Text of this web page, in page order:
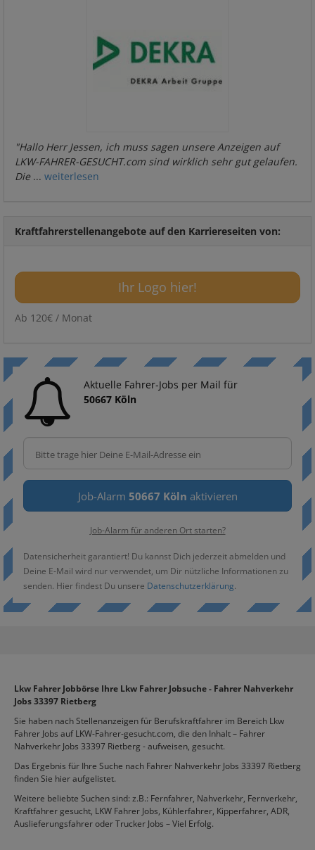
"Hallo Herr Jessen, ich muss sagen unsere Anzeigen auf
LKW-FAHRER-GESUCHT.com sind wirklich sehr gut gelaufen.
Die... weiterlesen
Kraftfahrerstellenangebote auf den Karriereseiten von:
Ihr Logo hier!
Ab 120€ / Monat
Aktuelle Fahrer-Jobs per Mail für
50667 Köln
Job-Alarm 50667 Köln aktivieren
Job-Alarm für anderen Ort starten?
Datensicherheit garantiert! Du kannst Dich jederzeit abmelden und
Deine E-Mail wird nur verwendet, um Dir nützliche Informationen zu
senden. Hier findest Du unsere Datenschutzerklärung.
Lkw Fahrer Jobbörse Ihre Lkw Fahrer Jobsuche - Fahrer Nahverkehr
Jobs 33397 Rietberg
Sie haben nach Stellenanzeigen für Berufskraftfahrer im Bereich Lkw
Fahrer Jobs auf LKW-Fahrer-gesucht.com, die den Inhalt – Fahrer
Nahverkehr Jobs 33397 Rietberg - aufweisen, gesucht.
Das Ergebnis für Ihre Suche nach Fahrer Nahverkehr Jobs 33397 Rietberg
finden Sie hier aufgelistet.
Weitere beliebte Suchen sind: z.B.: Fernfahrer, Nahverkehr, Fernverkehr,
Kraftfahrer gesucht, LKW Fahrer Jobs, Kühlerfahrer, Kipperfahrer, ADR,
Auslieferungsfahrer oder Trucker Jobs – Viel Erfolg.